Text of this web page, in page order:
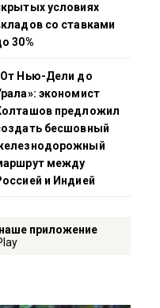
условиях
со ставками
30%
Нью-Дели до
экономист
предложил
бесшовный
между
и Индией
приложение